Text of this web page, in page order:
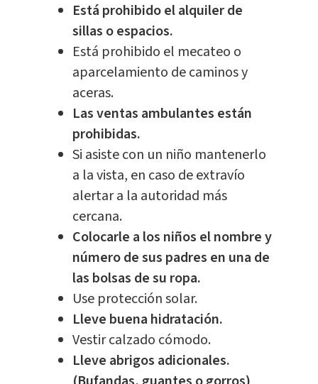
Está prohibido el alquiler de
sillas o espacios.
Está prohibido el mecateo o
aparcelamiento de caminos y
aceras.
Las ventas ambulantes están
prohibidas.
Si asiste con un niño mantenerlo
a la vista, en caso de extravío
alertar a la autoridad más
cercana.
Colocarle a los niños el nombre y
número de sus padres en una de
las bolsas de su ropa.
Use protección solar.
Lleve buena hidratación.
Vestir calzado cómodo.
Lleve abrigos adicionales.